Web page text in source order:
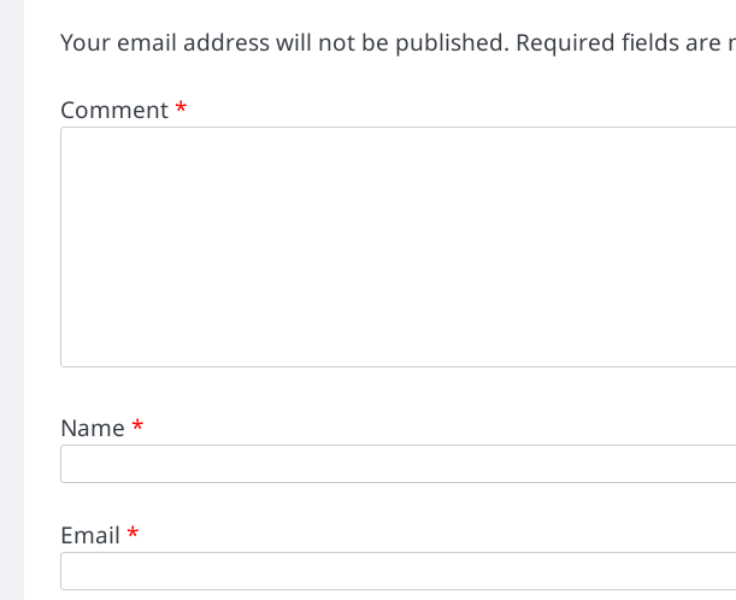
Your email address will not be published. Required fields are
Comment*
Name *
Email *